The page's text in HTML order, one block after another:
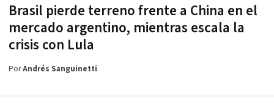
Brasil pierde terreno frente a China en el
mercado argentino, mientras escala la
crisis con Lula
PorAndrés Sanguinetti